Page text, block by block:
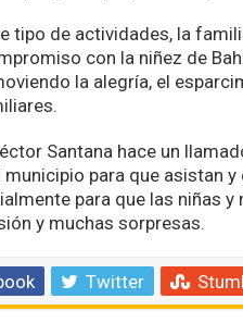
tipo de actividades, la
con la niñez de
la alegría, el
Santana hace un
para que asistan
para que las niñas y
y muchas sorpresas.
Twitter